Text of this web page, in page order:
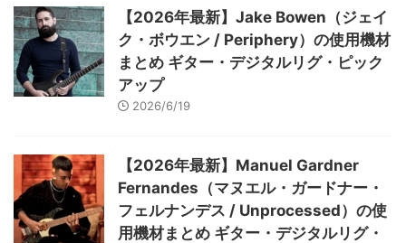
【2026年最新】Jake Bowen（ジェイ
ク・ボウエン / Periphery）の使用機材
まとめ ギター・デジタルリグ・ピック
アップ
2026/6/19
【2026年最新】Manuel Gardner
Fernandes（マヌエル・ガードナー・
フェルナンデス / Unprocessed）の使
用機材まとめ ギター・デジタルリグ・